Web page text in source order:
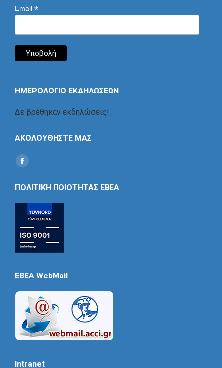
Email *
ΗΜΕΡΟΛΟΓΙΟ ΕΚΔΗΛΩΣΕΩΝ
Δε βρέθηκαν εκδηλώσεις!
ΑΚΟΛΟΥΘΗΣΤΕ ΜΑΣ
Find us on:
Social
ΠΟΛΙΤΙΚΗ ΠΟΙΟΤΗΤΑΣ ΕΒΕΑ
EBEA WebMail
Intranet